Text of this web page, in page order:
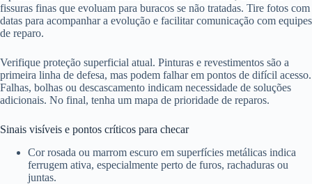
fissuras finas que evoluam para buracos se não tratadas. Tire fotos com
datas para acompanhar a evolução e facilitar comunicação com equipes
de reparo.
Verifique proteção superficial atual. Pinturas e revestimentos são a
primeira linha de defesa, mas podem falhar em pontos de difícil acesso.
Falhas, bolhas ou descascamento indicam necessidade de soluções
adicionais. No final, tenha um mapa de prioridade de reparos.
Sinais visíveis e pontos críticos para checar
Cor rosada ou marrom escuro em superfícies metálicas indica
ferrugem ativa, especialmente perto de furos, rachaduras ou
juntas.